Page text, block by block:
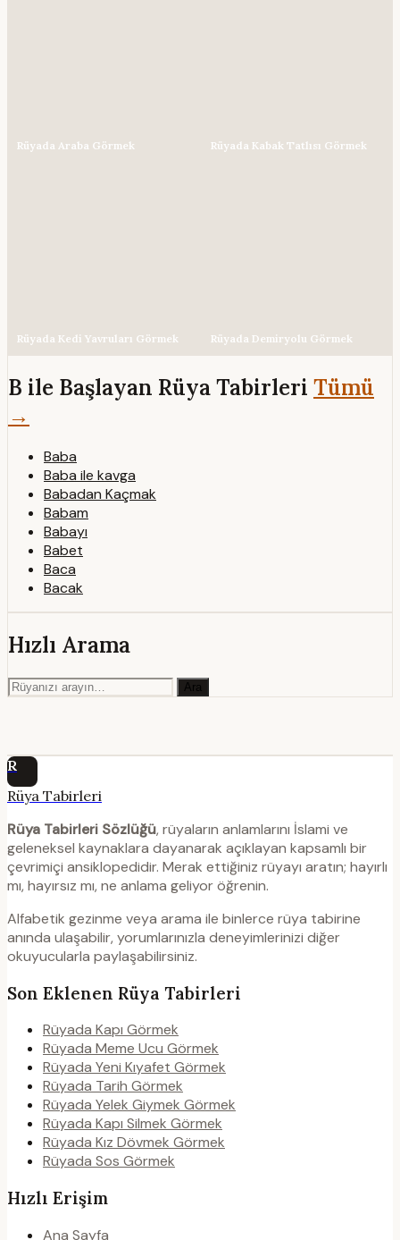
Rüyada Araba Görmek Rüyada Kabak Tatlısı Görmek
Rüyada Kedi Yavruları Görmek Rüyada Demiryolu Görmek
B ile Başlayan Rüya Tabirleri Tümü
→
Baba
Baba ile kavga
Babadan Kaçmak
Babam
Babayı
Babet
Baca
Bacak
Hızlı Arama
Ara
R
Rüya Tabirleri
Rüya Tabirleri Sözlüğü, rüyaların anlamlarını İslami ve
geleneksel kaynaklara dayanarak açıklayan kapsamlı bir
çevrimiçi ansiklopedidir. Merak ettiğiniz rüyayı aratın; hayırlı
mı, hayırsız mı, ne anlama geliyor öğrenin.
Alfabetik gezinme veya arama ile binlerce rüya tabirine
anında ulaşabilir, yorumlarınızla deneyimlerinizi diğer
okuyucularla paylaşabilirsiniz.
Son Eklenen Rüya Tabirleri
Rüyada Kapı Görmek
Rüyada Meme Ucu Görmek
Rüyada Yeni Kıyafet Görmek
Rüyada Tarih Görmek
Rüyada Yelek Giymek Görmek
Rüyada Kapı Silmek Görmek
Rüyada Kız Dövmek Görmek
Rüyada Sos Görmek
Hızlı Erişim
Ana Sayfa